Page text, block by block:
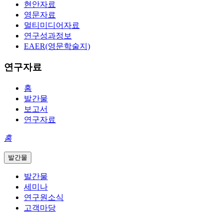
현안자료
영문자료
멀티미디어자료
연구성과정보
EAER(영문학술지)
연구자료
홈
발간물
보고서
연구자료
홈
발간물
발간물
세미나
연구원소식
고객마당